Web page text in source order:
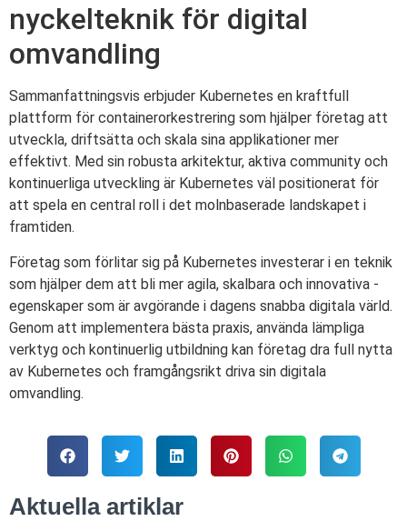
nyckelteknik för digital
omvandling
Sammanfattningsvis erbjuder Kubernetes en kraftfull
plattform för containerorkestrering som hjälper företag att
utveckla, driftsätta och skala sina applikationer mer
effektivt. Med sin robusta arkitektur, aktiva community och
kontinuerliga utveckling är Kubernetes väl positionerat för
att spela en central roll i det molnbaserade landskapet i
framtiden.
Företag som förlitar sig på Kubernetes investerar i en teknik
som hjälper dem att bli mer agila, skalbara och innovativa -
egenskaper som är avgörande i dagens snabba digitala värld.
Genom att implementera bästa praxis, använda lämpliga
verktyg och kontinuerlig utbildning kan företag dra full nytta
av Kubernetes och framgångsrikt driva sin digitala
omvandling.
Aktuella artiklar